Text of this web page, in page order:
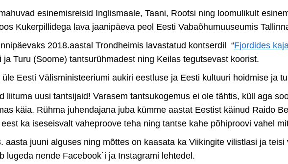
esinemisreisid Inglismaale, Taani, Rootsi ning loomulikult
Kukerpillidega lava jaanipäeva peol Eesti Vabaõhumuuseumis
2018.aastal Trondheimis lavastatud kontserdil “Fjordides
ja Turu (Soome) tantsurühmadest ning Keilas tegutsevast koorist.
Eesti Välisministeeriumi aukiri eestluse ja Eesti kultuuri hoidmise ja
liituma uusi tantsijaid! Varasem tantsukogemus ei ole tähtis, küll aga
käia. Rühma juhendajana juba kümme aastat Eestist käinud Raido
ka iseseisvalt vaheproove teha ning tantse kahe põhiproovi vahel
aasta juuni alguses ning mõttes on kaasata ka Viikingite vilistlasi ja
lugeda nende Facebook´i ja Instagrami lehtedel.